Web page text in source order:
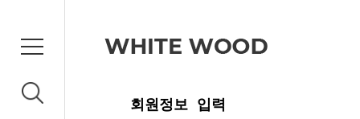
회원정보 입력